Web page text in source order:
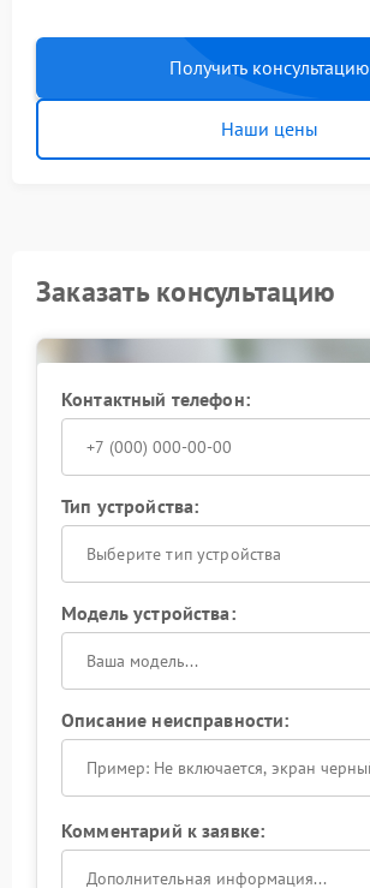
Получить консультацию
Наши цены
Заказать консультацию
Контактный телефон:
Тип устройства:
Выберите тип устройства
Модель устройства:
Описание неисправности:
Комментарий к заявке: